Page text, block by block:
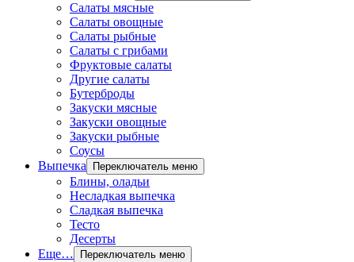
Салаты мясные
Салаты овощные
Салаты рыбные
Салаты с грибами
Фруктовые салаты
Другие салаты
Бутерброды
Закуски мясные
Закуски овощные
Закуски рыбные
Соусы
Выпечка
Переключатель меню
Блины, оладьи
Несладкая выпечка
Сладкая выпечка
Тесто
Десерты
Еще…
Переключатель меню